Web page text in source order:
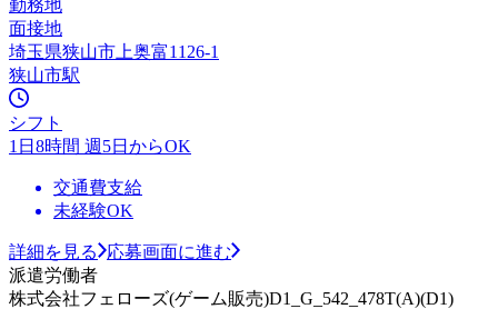
勤務地
面接地
埼玉県狭山市上奥富1126-1
狭山市駅
シフト
1日8時間 週5日からOK
交通費支給
未経験OK
詳細を見る
応募画面に進む
派遣労働者
株式会社フェローズ(ゲーム販売)D1_G_542_478T(A)(D1)